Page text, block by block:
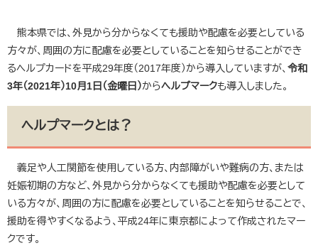
熊本県では、外見から分からなくても援助や配慮を必要としている
方々が、周囲の方に配慮を必要としていることを知らせることができ
るヘルプカードを平成29年度（2017年度）から導入していますが、 令和
3年（2021年）10月1日（金曜日）からヘルプマークも導入しました。
ヘルプマークとは？
義足や人工関節を使用している方、内部障がいや難病の方、または
妊娠初期の方など、外見から分からなくても援助や配慮を必要として
いる方々が、周囲の方に配慮を必要としていることを知らせることで、
援助を得やすくなるよう、平成24年に東京都によって作成されたマー
クです。